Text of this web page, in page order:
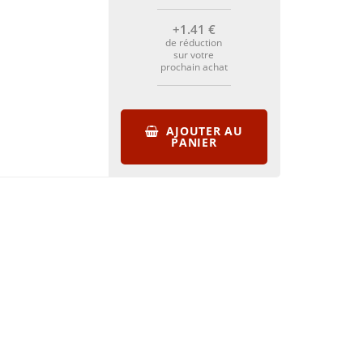
+1 .41 €
de réduction
sur votre
prochain achat
AJOUTER AU
PANIER